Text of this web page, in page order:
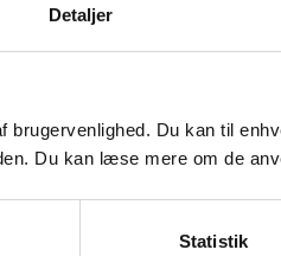
Detaljer
brugervenlighed. Du kan til
Du kan læse mere om de
Statistik